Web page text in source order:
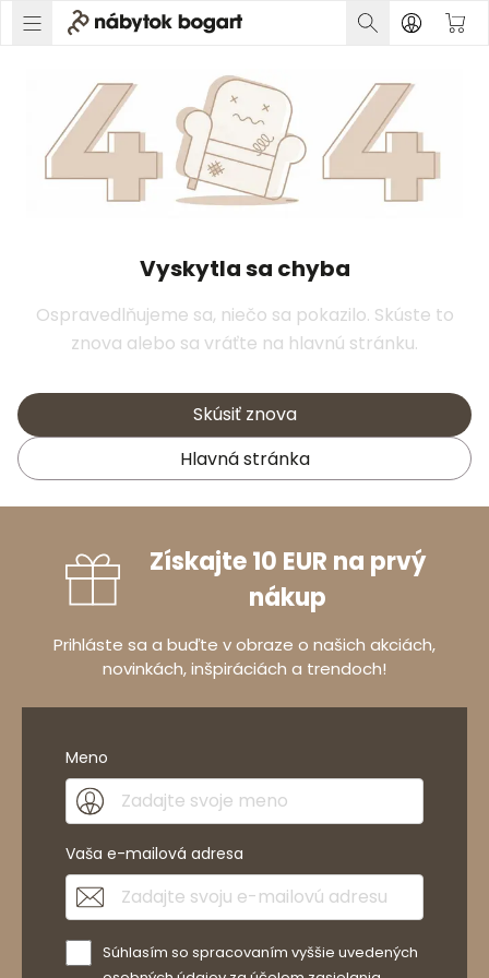
Vyskytla sa chyba
Ospravedlňujeme sa, niečo sa pokazilo. Skúste to
znova alebo sa vráťte na hlavnú stránku.
Skúsiť znova
Hlavná stránka
Získajte 10 EUR na prvý
nákup
Prihláste sa a buďte v obraze o našich akciách,
novinkách, inšpiráciách a trendoch!
Meno
Vaša e-mailová adresa
Súhlasím so spracovaním vyššie uvedených